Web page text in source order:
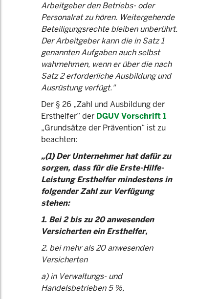
Arbeitgeber den Betriebs- oder
Personalrat zu hören. Weitergehende
Beteiligungsrechte bleiben unberührt.
Der Arbeitgeber kann die in Satz 1
genannten Aufgaben auch selbst
wahrnehmen, wenn er über die nach
Satz 2 erforderliche Ausbildung und
Ausrüstung verfügt."
Der § 26 „Zahl und Ausbildung der
Ersthelfer“ der DGUV Vorschrift 1
„Grundsätze der Prävention“ ist zu
beachten:
„(1) Der Unternehmer hat dafür zu
sorgen, dass für die Erste-Hilfe-
Leistung Ersthelfer mindestens in
folgender Zahl zur Verfügung
stehen:
1. Bei 2 bis zu 20 anwesenden
Versicherten ein Ersthelfer,
2. bei mehr als 20 anwesenden
Versicherten
a) in Verwaltungs- und
Handelsbetrieben 5 %,